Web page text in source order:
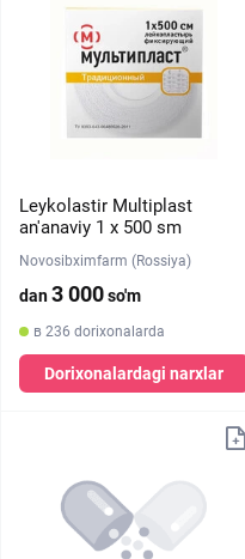
Leykolastir Multiplast
an'anaviy 1 х 500 sm
Novosibximfarm (Rossiya)
dan3 000so'm
в 236 dorixonalarda
Dorixonalardagi narxlar